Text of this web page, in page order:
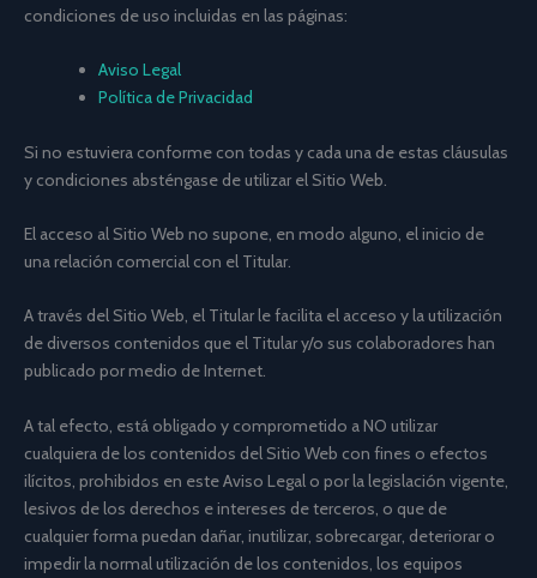
condiciones de uso incluidas en las páginas:
Aviso Legal
Política de Privacidad
Si no estuviera conforme con todas y cada una de estas cláusulas
y condiciones absténgase de utilizar el Sitio Web.
El acceso al Sitio Web no supone, en modo alguno, el inicio de
una relación comercial con el Titular.
A través del Sitio Web, el Titular le facilita el acceso y la utilización
de diversos contenidos que el Titular y/o sus colaboradores han
publicado por medio de Internet.
A tal efecto, está obligado y comprometido a NO utilizar
cualquiera de los contenidos del Sitio Web con fines o efectos
ilícitos, prohibidos en este Aviso Legal o por la legislación vigente,
lesivos de los derechos e intereses de terceros, o que de
cualquier forma puedan dañar, inutilizar, sobrecargar, deteriorar o
impedir la normal utilización de los contenidos, los equipos